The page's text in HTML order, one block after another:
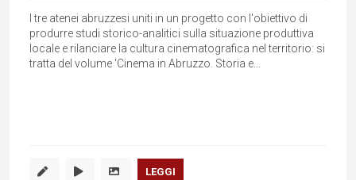
I tre atenei abruzzesi uniti in un progetto con l'obiettivo di
produrre studi storico-analitici sulla situazione produttiva
locale e rilanciare la cultura cinematografica nel territorio: si
tratta del volume 'Cinema in Abruzzo. Storia e...
LEGGI